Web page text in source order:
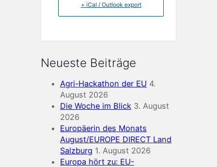
+ iCal / Outlook export
Neueste Beiträge
Agri-Hackathon der EU 4.
August 2026
Die Woche im Blick 3. August
2026
Europäerin des Monats
August/EUROPE DIRECT Land
Salzburg 1. August 2026
Europa hört zu: EU-